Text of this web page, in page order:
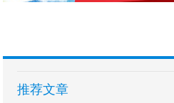
推荐文章